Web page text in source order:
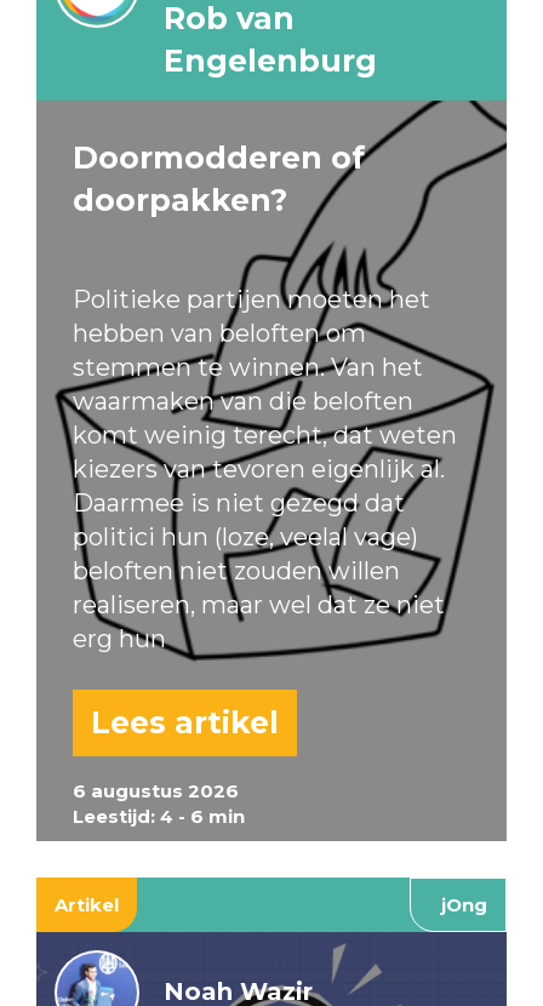
6 augustus 2026
Leestijd: 4 - 6 min
Rob van
Engelenburg
Doormodderen of
doorpakken?
Politieke partijen moeten het
hebben van beloften om
stemmen te winnen. Van het
waarmaken van die beloften
komt weinig terecht, dat weten
kiezers van tevoren eigenlijk al.
Daarmee is niet gezegd dat
politici hun (loze, veelal vage)
beloften niet zouden willen
realiseren, maar wel dat ze niet
erg hun
Lees artikel
Artikel jOng
Noah Wazir